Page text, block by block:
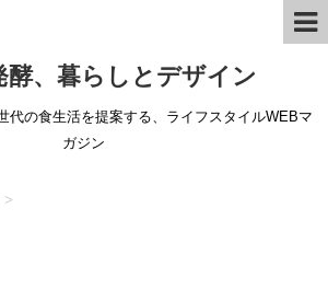
酵、暮らしとデザイン
代の食生活を提案する、ライフスタイルWEBマ
ガジン
>